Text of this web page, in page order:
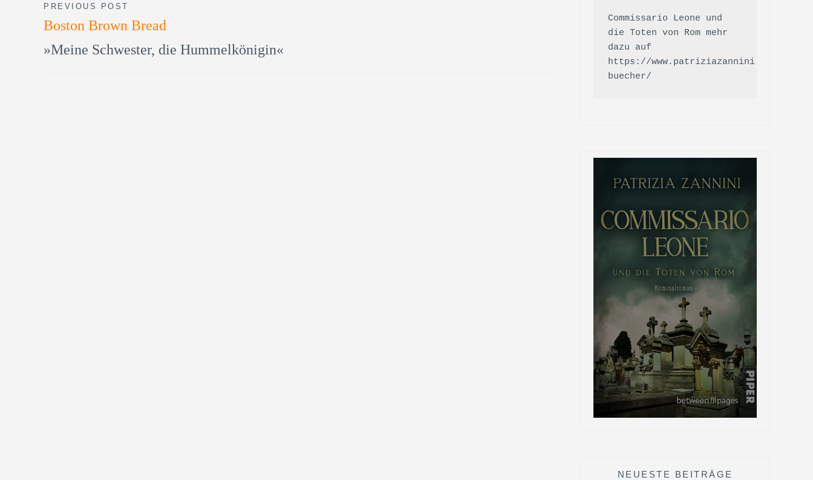
Beitragsnavigation
PREVIOUS POST
Boston Brown Bread
»Meine Schwester, die Hummelkönigin«
Commissario Leone und
die Toten von Rom mehr
https://www.patriziazannini.de/meine-
buecher/
NEUESTE BEITRÄGE